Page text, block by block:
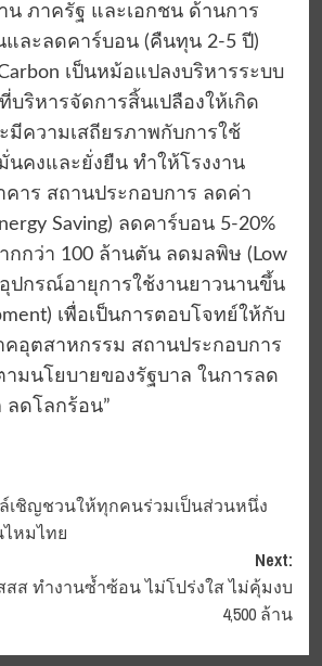
น ภาครัฐ และเอกชน ด้านการ
และลดคาร์บอน (คืนทุน 2-5 ปี)
เป็นหม้อแปลงบริหารระบบ
บริหารจัดการสิ้นเปลืองให้เกิด
มีความเสถียรภาพกับการใช้
คงและยั่งยืน ทำให้โรงงาน
คาร สถานประกอบการ ลดค่า
Saving) ลดคาร์บอน 5-20%
กกว่า 100 ล้านตัน ลดมลพิษ (Low
อุปกรณ์อายุการใช้งานยาวนานขึ้น
เพื่อเป็นการตอบโจทย์ให้กับ
คอุตสาหกรรม สถานประกอบการ
ามนโยบายของรัฐบาล ในการลด
ลดโลกร้อน”
เชิญชวนให้ทุกคนร่วมเป็นส่วนหนึ่ง
หมไทย
Next:
สส ทำงานซ้ำซ้อน ไม่โปร่งใส ไม่คุ้มงบ
4,500 ล้าน